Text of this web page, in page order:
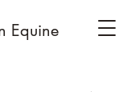
Equine